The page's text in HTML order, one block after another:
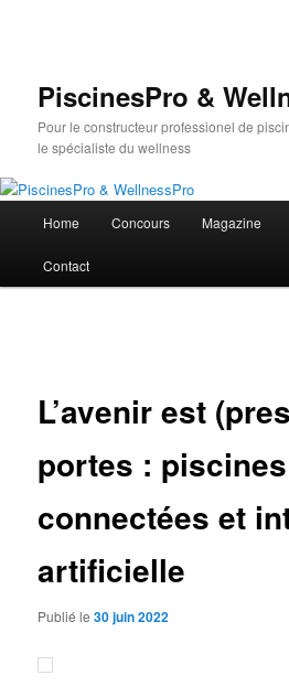
PiscinesPro &
Pour le constructeur professionel de
le spécialiste du wellness
principal
Home Concours Magazine
Contact
L’avenir est
portes : piscines
connectées et
artificielle
Publié le30 juin 2022